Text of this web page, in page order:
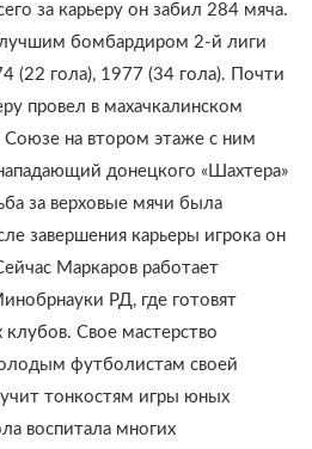
за карьеру он забил 284 мяча.
бомбардиром 2-й лиги
(22 гола), 1977 (34 гола). Почти
провел в махачкалинском
на втором этаже с ним
донецкого «Шахтера»
за верховые мячи была
завершения карьеры игрока он
Маркаров работает
РД, где готовят
клубов. Свое мастерство
футболистам своей
тонкостям игры юных
воспитала многих